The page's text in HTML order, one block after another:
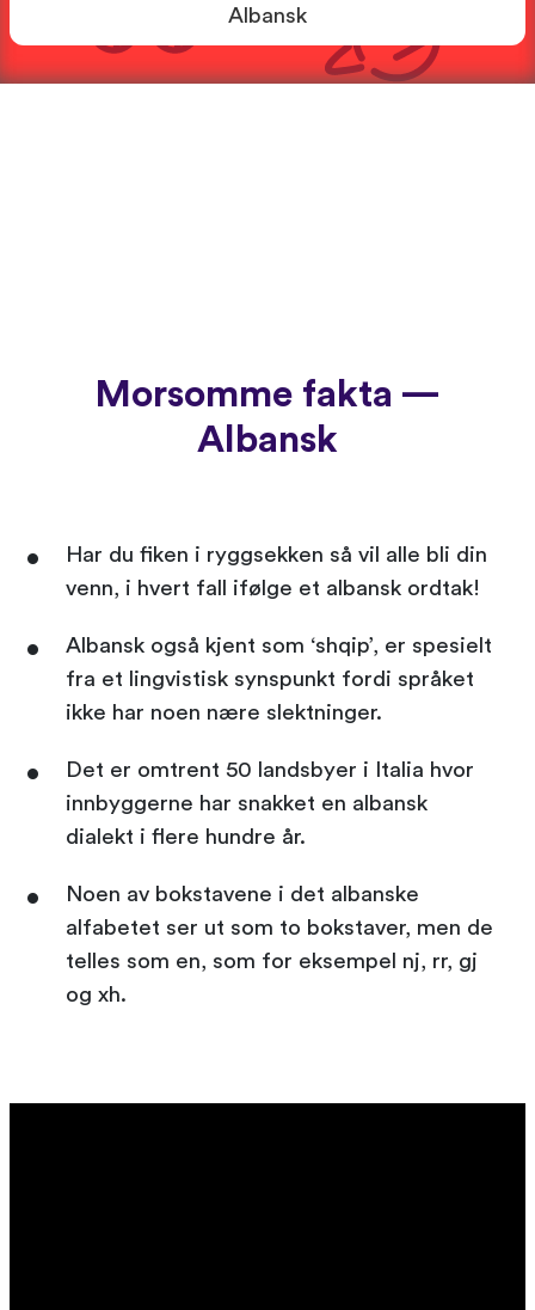
Albansk
Morsomme fakta —
Albansk
Har du fiken i ryggsekken så vil alle bli din
venn, i hvert fall ifølge et albansk ordtak!
Albansk også kjent som ‘shqip’, er spesielt
fra et lingvistisk synspunkt fordi språket
ikke har noen nære slektninger.
Det er omtrent 50 landsbyer i Italia hvor
innbyggerne har snakket en albansk
dialekt i flere hundre år.
Noen av bokstavene i det albanske
alfabetet ser ut som to bokstaver, men de
telles som en, som for eksempel nj, rr, gj
og xh.